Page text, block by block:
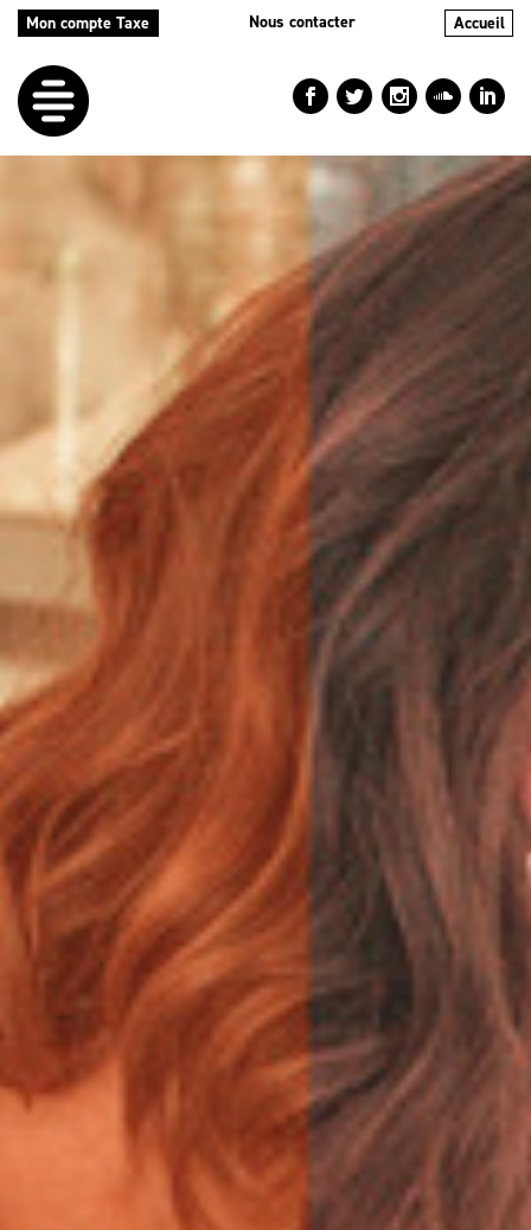
Mon compte Taxe Nous contacter Accueil
LEDÉFI
AIDES
ACTIONS
LE
BLOG
RÉPERTOIRES